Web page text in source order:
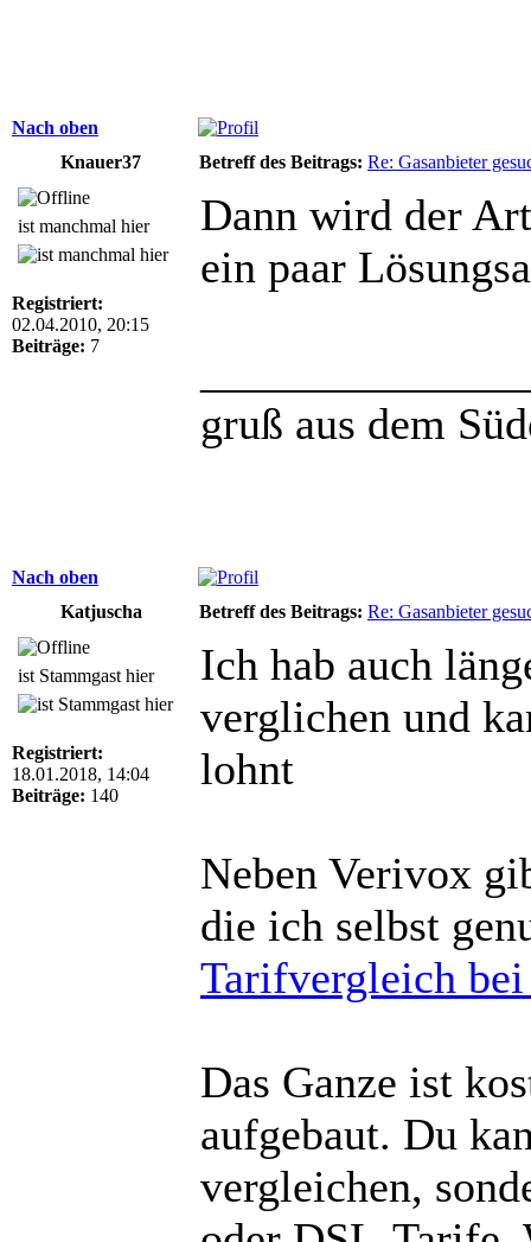
Nach oben
Knauer37
Betreff des Beitrags: Re: Gasanbieter
ist manchmal hier
Registriert:
02.04.2010, 20:15
Beiträge: 7
Dann wird der
ein paar
gruß aus dem
Nach oben
Katjuscha
Betreff des Beitrags: Re: Gasanbieter
ist Stammgast hier
Registriert:
18.01.2018, 14:04
Beiträge: 140
Ich hab auch
verglichen und
lohnt
Neben Verivox
die ich selbst
Tarifvergleich
Das Ganze ist
aufgebaut. Du
vergleichen,